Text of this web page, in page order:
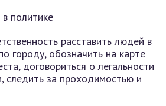
расставить людей в
городу, обозначить на карте
договориться о легальности
следить за проходимостью и